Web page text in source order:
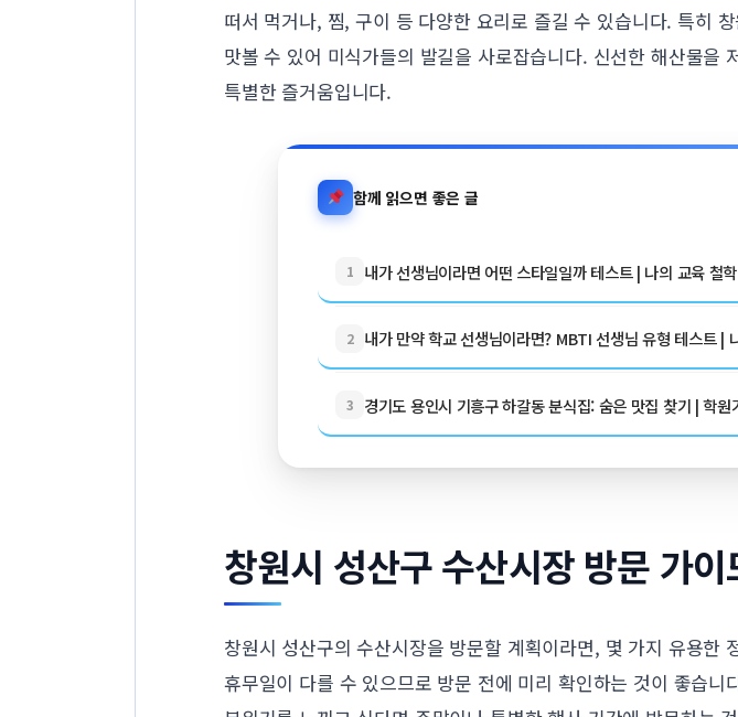
떠서 먹거나, 찜, 구이 등 다양한 요리로 즐길 수 있습니다. 특히
맛볼 수 있어 미식가들의 발길을 사로잡습니다. 신선한 해산물을
특별한 즐거움입니다.
함께 읽으면 좋은 글
1 내가 선생님이라면 어떤 스타일일까 테스트 | 나의 교육 철
2 내가 만약 학교 선생님이라면? MBTI 선생님 유형 테스트 |
3 경기도 용인시 기흥구 하갈동 분식집: 숨은 맛집 찾기 | 학
창원시 성산구 수산시장 방문 가이
창원시 성산구의 수산시장을 방문할 계획이라면, 몇 가지 유용한
휴무일이 다를 수 있으므로 방문 전에 미리 확인하는 것이 좋습